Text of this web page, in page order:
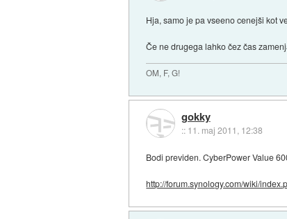
Hja, samo je pa vseeno cenejši kot
Če ne drugega lahko čez čas
OM, F, G!
gokky
:: 11. maj 2011, 12:38
Bodi previden. CyberPower Value
http://forum.synology.com/wiki/